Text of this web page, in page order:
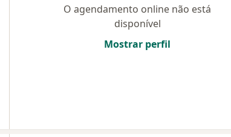
O agendamento online não está
disponível
Mostrar perfil